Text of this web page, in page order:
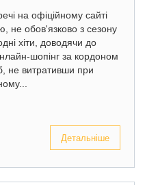
на офіційному сайті
не обов'язково з сезону
хіти, доводячи до
шопінг за кордоном
не витративши при
Детальніше